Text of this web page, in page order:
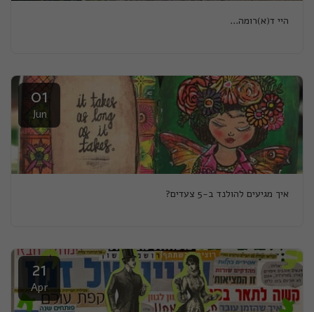
היי ד(א)רומה...
01
Jun
איך מגיעים להולנד ב-5 צעדים?
21
Apr